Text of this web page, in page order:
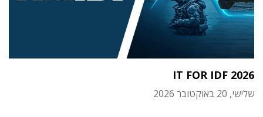
IT FOR IDF 2026
שלישי, 20 באוקטובר 2026